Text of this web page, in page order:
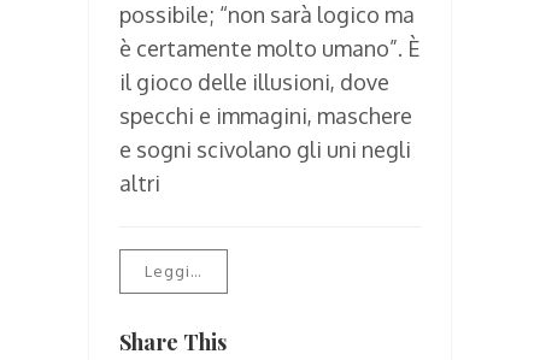
possibile; “non sarà logico ma
è certamente molto umano”. È
il gioco delle illusioni, dove
specchi e immagini, maschere
e sogni scivolano gli uni negli
altri
Leggi…
Share This